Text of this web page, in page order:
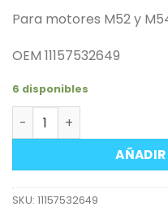
Para motores M52 y
OEM 11157532649
6 disponibles
Manguera ventilación
SKU: 11157532649